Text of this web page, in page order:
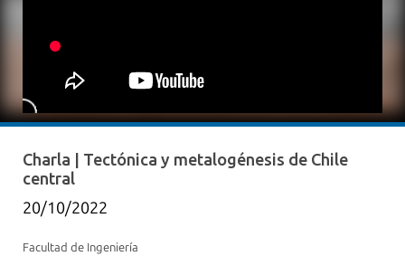
Charla | Tectónica y metalogénesis de Chile
central
20/10/2022
Facultad de Ingeniería